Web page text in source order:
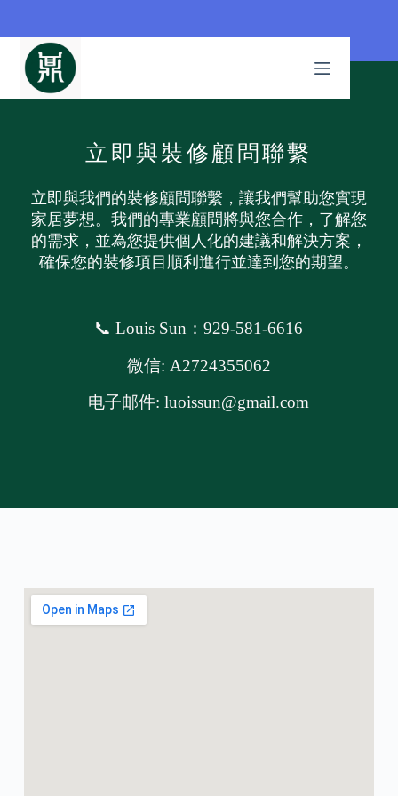
立即與裝修顧問聯繫
立即與我們的裝修顧問聯繫，讓我們幫助您實現
家居夢想。我們的專業顧問將與您合作，了解您
的需求，並為您提供個人化的建議和解決方案，
確保您的裝修項目順利進行並達到您的期望。
📞 Louis Sun：929-581-6616
微信: A2724355062
电子邮件: luoissun@gmail.com